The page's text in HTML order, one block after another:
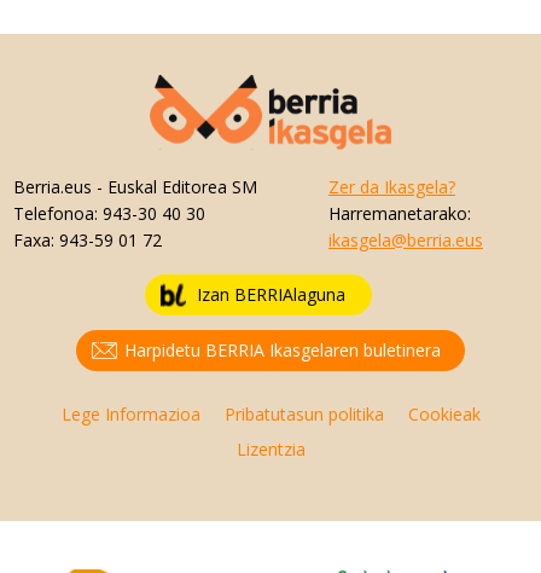
Berria.eus - Euskal Editorea SM
Telefonoa: 943-30 40 30
Faxa: 943-59 01 72
Zer da Ikasgela?
Harremanetarako:
ikasgela@berria.eus
Izan BERRIAlaguna
Harpidetu BERRIA Ikasgelaren buletinera
Lege Informazioa Pribatutasun politika
Cookieak
Lizentzia